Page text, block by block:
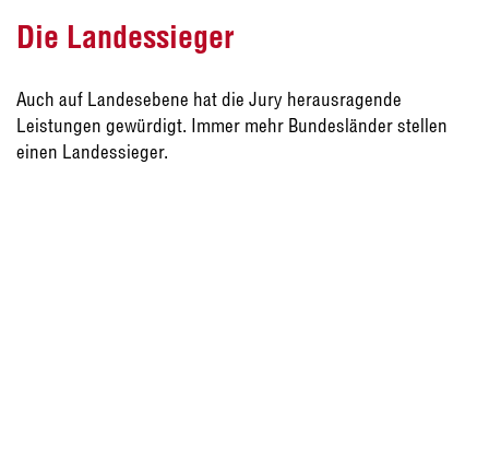
Die Landessieger
Auch auf Landesebene hat die Jury herausragende
Leistungen gewürdigt. Immer mehr Bundesländer stellen
einen Landessieger.